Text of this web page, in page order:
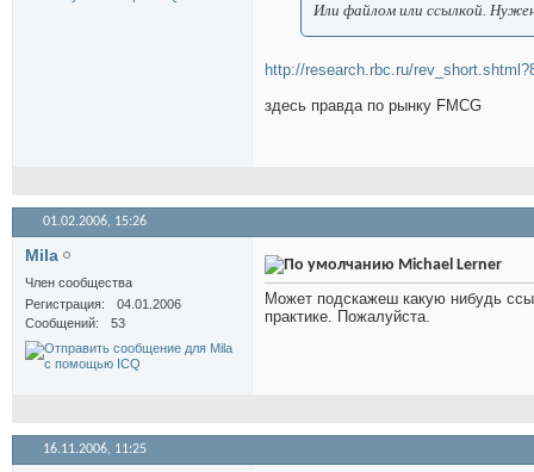
Или файлом или ссылкой.
http://research.rbc.ru/
здесь правда по рынку FMCG
01.02.2006, 15:26
Mila
Член сообщества
Регистрация
04.01.2006
Сообщений
53
Michael Lerner
Может подскажеш какую нибудь
практике. Пожалуйста.
16.11.2006, 11:25